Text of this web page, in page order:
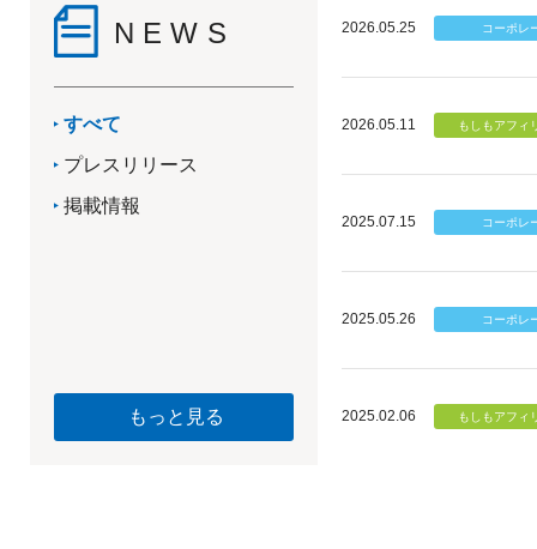
NEWS
すべて
プレスリリース
掲載情報
もっと見る
2026.05.25
2026.05.11
2025.07.15
2025.05.26
2025.02.06